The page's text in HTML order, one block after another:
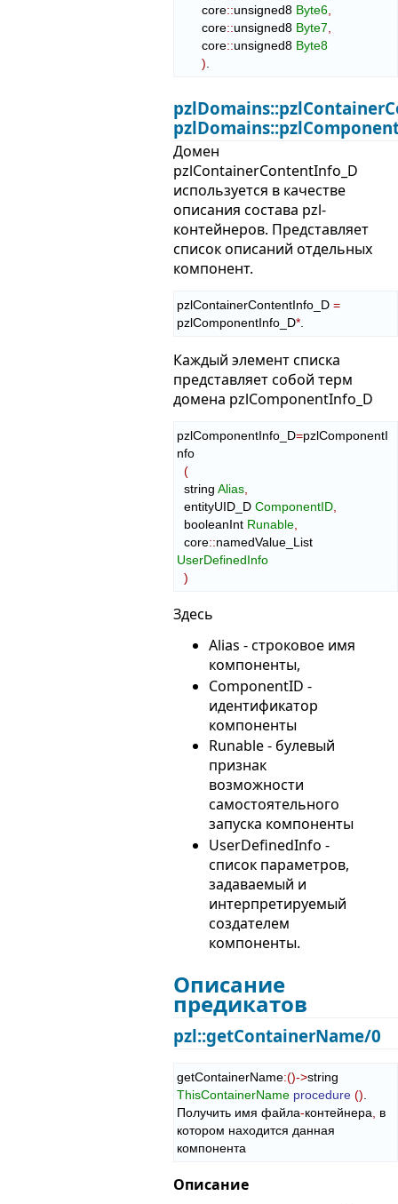
       core
::unsigned8 Byte6
       core
::unsigned8 Byte7
       core
::unsigned8 Byte8
)
Домен
pzlContainerContentInfo_D
используется в качестве
описания состава pzl-
контейнеров. Представляет
список описаний отдельных
компонент.
pzlContainerContentInfo_D =
pzlComponentInfo_D*.
Каждый элемент списка
представляет собой терм
домена pzlComponentInfo_D
pzlComponentInfo_D=pzlComponentI
nfo
(
  string
Alias
  entityUID_D
ComponentID
  booleanInt
Runable
  core
::namedValue_List
UserDefinedInfo
)
Здесь
Alias - строковое имя
компоненты,
ComponentID -
идентификатор
компоненты
Runable - булевый
признак
возможности
самостоятельного
запуска компоненты
UserDefinedInfo -
список параметров,
задаваемый и
интерпретируемый
создателем
компоненты.
Описание
предикатов
pzl::getContainerName/0
getContainerName:()->
ThisContainerName procedure ()
Получить имя файла-контейнера
в
котором находится данная
компонента
Описание